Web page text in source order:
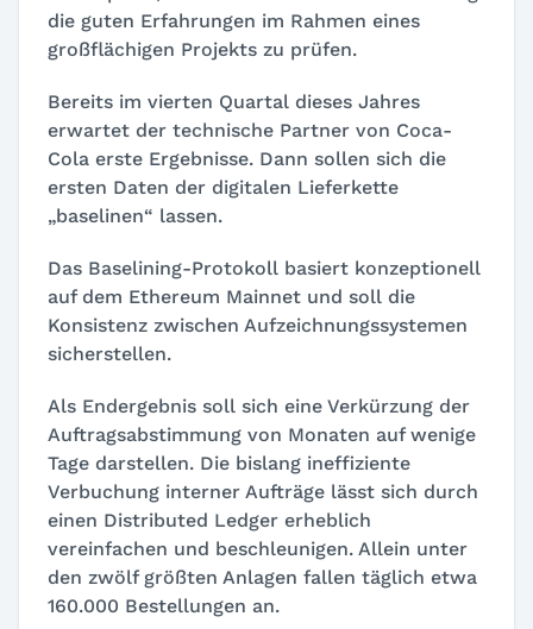
die guten Erfahrungen im Rahmen eines
großflächigen Projekts zu prüfen.
Bereits im vierten Quartal dieses Jahres
erwartet der technische Partner von Coca-
Cola erste Ergebnisse. Dann sollen sich die
ersten Daten der digitalen Lieferkette
„baselinen“ lassen.
Das Baselining-Protokoll basiert konzeptionell
auf dem Ethereum Mainnet und soll die
Konsistenz zwischen Aufzeichnungssystemen
sicherstellen.
Als Endergebnis soll sich eine Verkürzung der
Auftragsabstimmung von Monaten auf wenige
Tage darstellen. Die bislang ineffiziente
Verbuchung interner Aufträge lässt sich durch
einen Distributed Ledger erheblich
vereinfachen und beschleunigen. Allein unter
den zwölf größten Anlagen fallen täglich etwa
160.000 Bestellungen an.